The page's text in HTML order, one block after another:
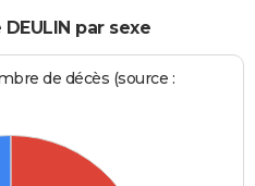
par sexe
de décès (source :